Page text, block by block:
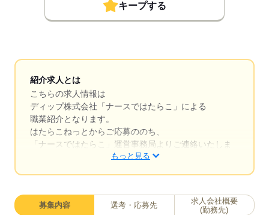
キープする
紹介求人とは
こちらの求人情報は
ディップ株式会社「ナースではたらこ」による
職業紹介となります。
はたらこねっとからご応募ののち、
「ナースではたらこ」運営事務局よりご連絡いたしま
求職中の看護師さんの転職を専任の
キャリアアドバイザーが入職まで無料でサポートいた
もっと見る
募集内容 選考・応募先
求人会社概要
(勤務先)